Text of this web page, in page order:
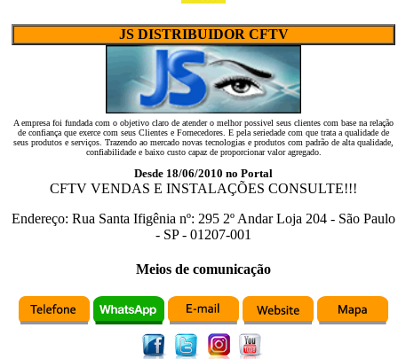
JS DISTRIBUIDOR CFTV
A empresa foi fundada com o objetivo claro de atender o melhor possivel seus clientes com base na relação
de confiança que exerce com seus Clientes e Fornecedores. E pela seriedade com que trata a qualidade de
seus produtos e serviços. Trazendo ao mercado novas tecnologias e produtos com padrão de alta qualidade,
confiabilidade e baixo custo capaz de proporcionar valor agregado.
Desde 18/06/2010 no Portal
CFTV VENDAS E INSTALAÇÕES CONSULTE!!!
Endereço: Rua Santa Ifigênia nº: 295 2º Andar Loja 204 - São Paulo
- SP- 01207-001
Meios de comunicação